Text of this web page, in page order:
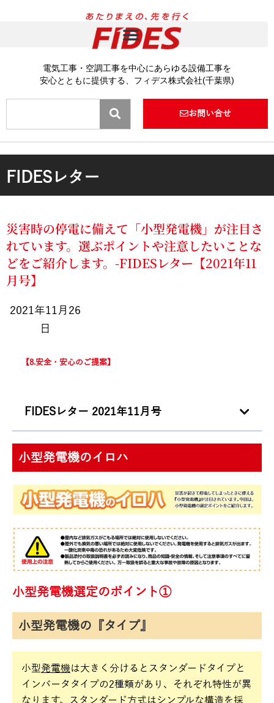
電気工事・空調工事を中心にあらゆる設備工事を
安心とともに提供する、フィデス株式会社(千葉県)
お問い合せ
FIDESレター
災害時の停電に備えて「小型発電機」が注目さ
れています。選ぶポイントや注意したいことな
どをご紹介します。-FIDESレター【2021年11
月号】
2021年11月26
日
8.安全・安心のご提案
FIDESレター 2021年11月号
小型発電機のイロハ
小型発電機選定のポイント①
小型発電機の『タイプ』
小型発電機は大きく分けるとスタンダードタイプと
インバータタイプの2種類があり、それぞれ特性が異
なります。スタンダード方式はシンプルな構造を採